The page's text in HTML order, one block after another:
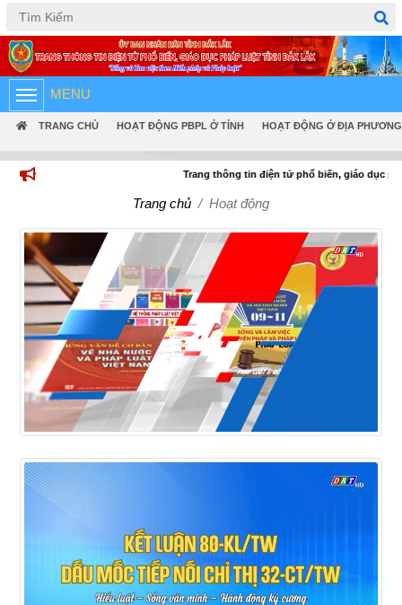
Tiếng Việt English
MENU
TRANG CHỦ HOẠT ĐỘNG PBPL Ở TỈNH HOẠT ĐỘNG Ở ĐỊA PHƯƠNG
Trang thông tin điện tử phổ biến, giáo dục pháp luật
Trang chủ Hoạt động